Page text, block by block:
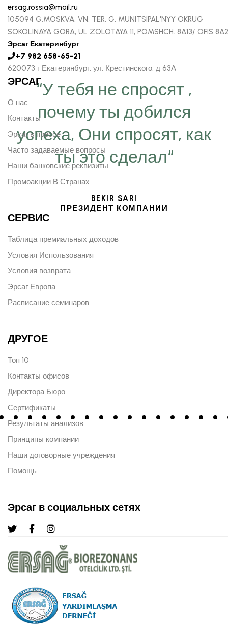
“У тебя не спросят ,
почему ты добился
успеха, Они спросят, как
ты это сделал“
BEKIR SARI
ПРЕЗИДЕНТ КОМПАНИИ
ersag.rossia@mail.ru
105094 G.MOSKVA, VN. TER. G. MUNITSIPAL'NYY OKRUG
SOKOLINAYA GORA, UL ZOLOTAYA 11, POMSHCH. 8A13/ OFIS
Эрсаг Екатеринбург
+7 982 658-65-21
620073 г Екатеринбург, ул. Крестинского, д 63А
ЭРСАГ
О нас
Контакты
Эрсаг в прессе
Часто задаваемые вопросы
Наши банковские реквизиты
Промоакции В Странах
СЕРВИС
Таблица премиальных доходов
Условия Использования
Условия возврата
Эрсаг Европа
Расписание семинаров
ДРУГОЕ
Топ 10
Контакты офисов
Директора Бюро
Сертификаты
Результаты анализов
Принципы компании
Наши договорные учреждения
Помощь
Эрсаг в социальных сетях